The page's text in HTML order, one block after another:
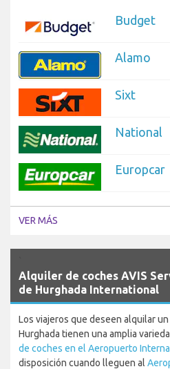
Budget
Alamo
Sixt
National
Europcar
VER MÁS
Alquiler de coches AVIS
de Hurghada International
Los viajeros que deseen alquilar
Hurghada tienen una amplia
de coches en el Aeropuerto
disposición cuando lleguen al